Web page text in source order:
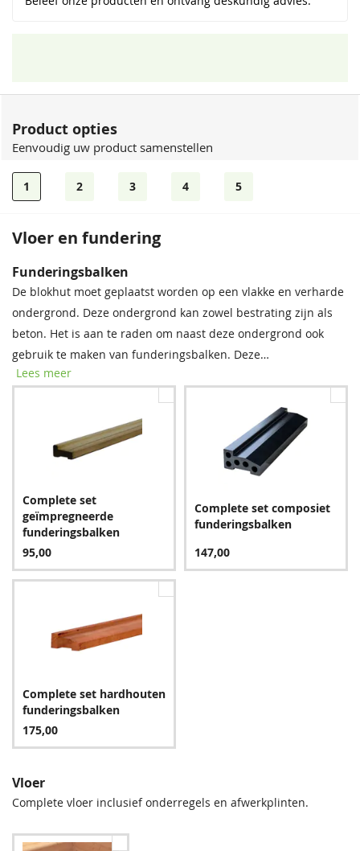
Product opties
Eenvoudig uw product samenstellen
1 2 3 4 5
Vloer en fundering
Tegen meerprijs kunt u dakshingles mee laten leveren. Zo
verhoogt u de bescherming van uw dak.
Zwart
194,00
Funderingsbalken
De blokhut moet geplaatst worden op een vlakke en verharde
ondergrond. Deze ondergrond kan zowel bestrating zijn als
beton. Het is aan te raden om naast deze ondergrond ook
gebruik te maken van funderingsbalken. Deze
funderingsbalken moeten onder de onderste wandlagen van
rechtstreeks in het regenwater komt te staan. De blokhut
wordt door de funderingsbalken beschermd tegen vocht en
schimmel, en de levensduur wordt verlengd. Wij raden u dan
ook ten zeerste aan één van de complete sets bij te bestellen.
Lees meer
Complete set
geïmpregneerde
funderingsbalken
95,00
Complete set composiet
funderingsbalken
147,00
Complete set hardhouten
funderingsbalken
175,00
Vloer
Complete vloer inclusief onderregels en afwerkplinten.